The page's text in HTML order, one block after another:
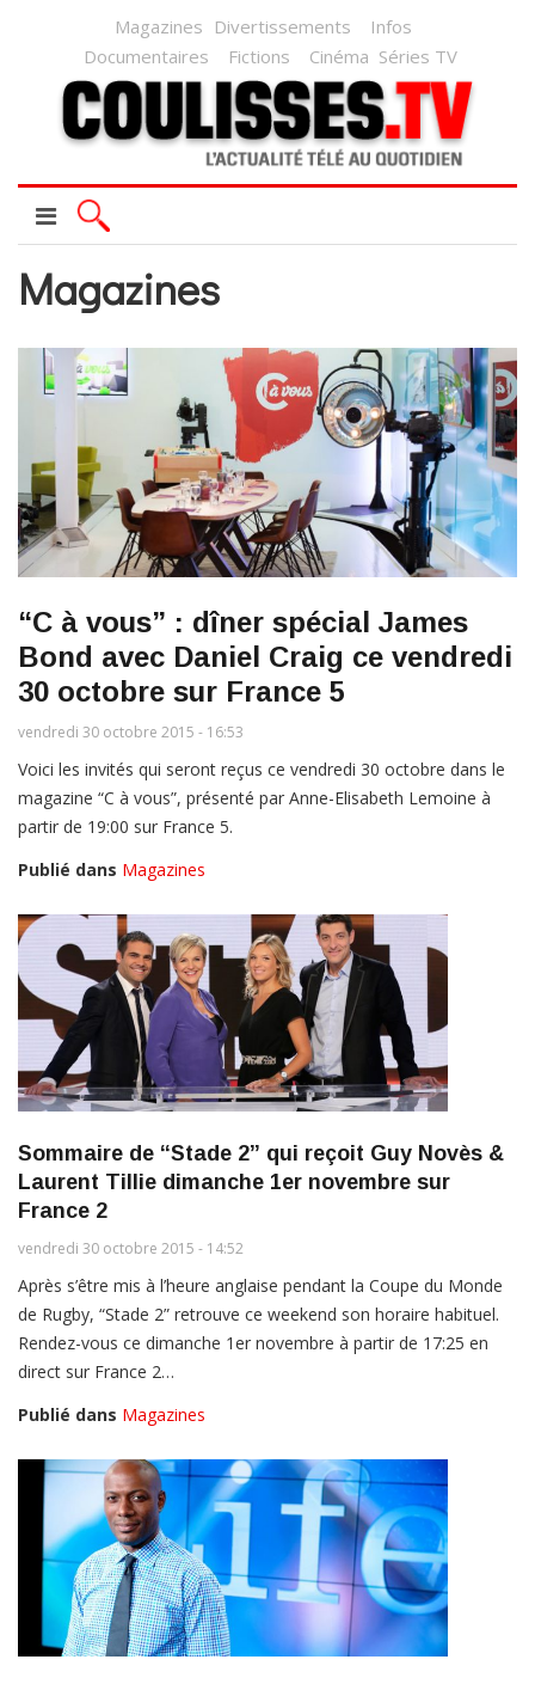
Magazines Divertissements
Infos
Documentaires
Fictions Cinéma Séries TV
Magazines
“C à vous” : dîner spécial James
Bond avec Daniel Craig ce vendredi
30 octobre sur France 5
vendredi 30 octobre 2015 - 16:53
Voici les invités qui seront reçus ce vendredi 30 octobre dans le
magazine “C à vous”, présenté par Anne-Elisabeth Lemoine à
partir de 19:00 sur France 5.
Publié dans Magazines
Sommaire de “Stade 2” qui reçoit Guy Novès &
Laurent Tillie dimanche 1er novembre sur
France 2
vendredi 30 octobre 2015 - 14:52
Après s’être mis à l’heure anglaise pendant la Coupe du Monde
de Rugby, “Stade 2” retrouve ce weekend son horaire habituel.
Rendez-vous ce dimanche 1er novembre à partir de 17:25 en
direct sur France 2…
Publié dans Magazines